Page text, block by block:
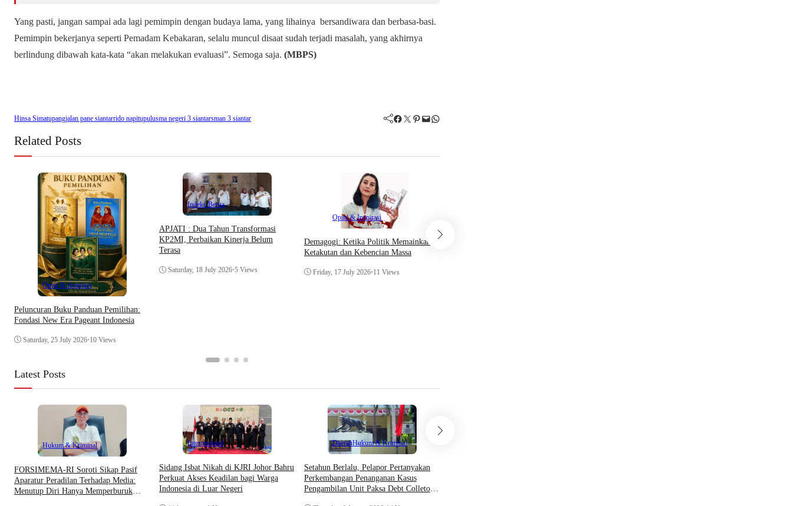
Yang pasti, jangan sampai ada lagi pemimpin dengan budaya lama, yang lihainya bersandiwara dan berbasa-basi.
Pemimpin bekerjanya seperti Pemadam Kebakaran, selalu muncul disaat sudah terjadi masalah, yang akhirnya
berlindung dibawah kata-kata “akan melakukan evaluasi”. Semoga saja. (MBPS)
Hinsa Simatupangjalan pane siantarrido napitupulusma negeri 3 siantarsman 3 siantar Facebook Twitter Pinterest Mail WhatsApp
Related Posts
Opini & Inspirasi
Peluncuran Buku Panduan Pemilihan:
Fondasi New Era Pageant Indonesia
Saturday, 25 July 2026•10 Views
Indeks Berita
APJATI : Dua Tahun Transformasi
KP2MI, Perbaikan Kinerja Belum
Terasa
Saturday, 18 July 2026•5 Views
Opini & Inspirasi
Demagogi: Ketika Politik Memainkan
Ketakutan dan Kebencian Massa
Friday, 17 July 2026•11 Views
Latest Posts
Hukum & Kriminal
​FORSIMEMA-RI Soroti Sikap Pasif
Aparatur Peradilan Terhadap Media:
Menutup Diri Hanya Memperburuk
Internasional
Sidang Isbat Nikah di KJRI Johor Bahru
Perkuat Akses Keadilan bagi Warga
Indonesia di Luar Negeri
DaerahHukum & Kriminal
Setahun Berlalu, Pelapor Pertanyakan
Perkembangan Penanganan Kasus
Pengambilan Unit Paksa Debt Colletor